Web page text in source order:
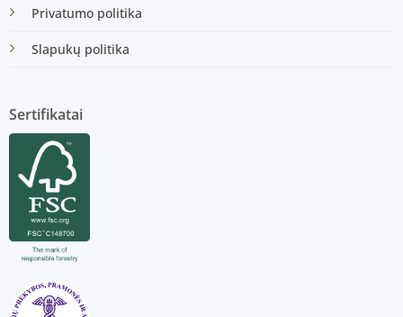
Privatumo politika
Slapukų politika
Sertifikatai